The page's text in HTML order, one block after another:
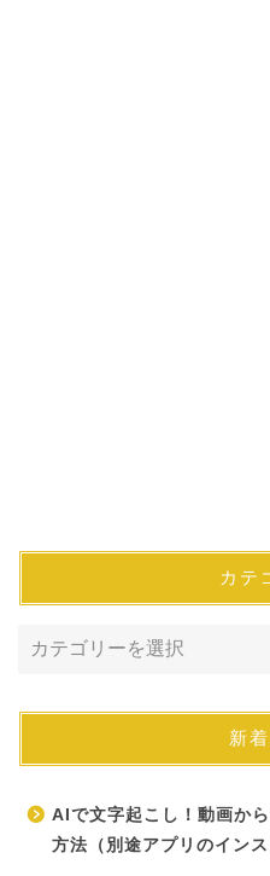
カテ
新
AIで文字起こし！動画か
方法（別途アプリのインス